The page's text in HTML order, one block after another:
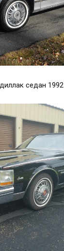
седан 1992